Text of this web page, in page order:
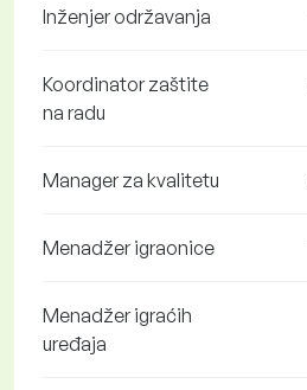
Inženjer održavanja
Koordinator zaštite
na radu
Manager za kvalitetu
Menadžer igraonice
Menadžer igraćih
uređaja